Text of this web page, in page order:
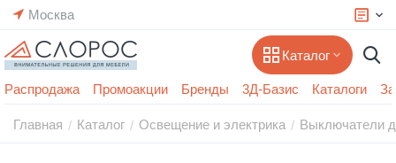
Москва
Каталог
Распродажа Промоакции Бренды 3Д-Базис Каталоги
Главная / Каталог / Освещение и электрика / Выключатели